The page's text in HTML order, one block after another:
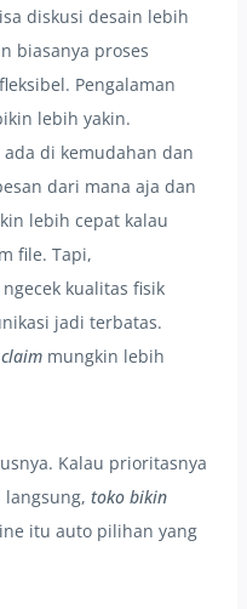
diskusi desain lebih
biasanya proses
Pengalaman
lebih yakin.
di kemudahan dan
dari mana aja dan
lebih cepat kalau
file. Tapi,
kualitas fisik
jadi terbatas.
claim mungkin lebih
Kalau prioritasnya
toko bikin
itu auto pilihan yang